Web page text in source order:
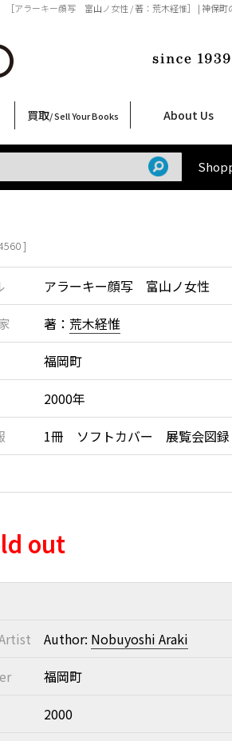
［アラーキー顔写 富山ノ女性 / 著：荒木経惟］ | 神保町
9/7up!
報 7/24up!
6/1up!
買取/ Sell Your Books
買取ブログ
買取専用フォーム
古書 / 古本の買取
美術品の買取
出張買取について
宅配買取について
店頭買取について
よくある質問
About Us
店舗案内
Shop Infomation
ご注文について
How to Order
特定商取引法に関
プライバシーポリ
]
アラーキー顔写 富山ノ女性
著： 荒木経惟
福岡町
2000年
1冊 ソフトカバー 展覧会図
out
Author: Nobuyoshi Araki
福岡町
2000